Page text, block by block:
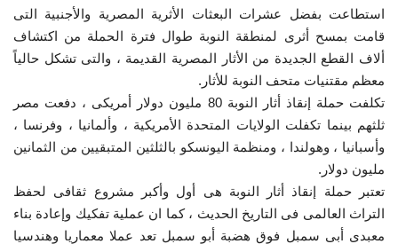
استطاعت بفضل عشرات البعثات الأثرية المصرية والأجنبية التى
قامت بمسح أثرى لمنطقة النوبة طوال فترة الحملة من اكتشاف
ألاف القطع الجديدة من الأثار المصرية القديمة ، والتى تشكل حالياً
معظم مقتنيات متحف النوبة للأثار.
تكلفت حملة إنقاذ أثار النوبة 80 مليون دولار أمريكى ، دفعت مصر
ثلثهم بينما تكفلت الولايات المتحدة الأمريكية ، وألمانيا ، وفرنسا ،
وأسبانيا ، وهولندا ، ومنظمة اليونسكو بالثلثين المتبقيين من الثمانين
مليون دولار.
تعتبر حملة إنقاذ أثار النوبة هى أول وأكبر مشروع ثقافى لحفظ
التراث العالمى فى التاريخ الحديث ، كما ان عملية تفكيك وإعادة بناء
معبدى أبى سمبل فوق هضبة أبو سمبل تعد عملا معماريا وهندسيا